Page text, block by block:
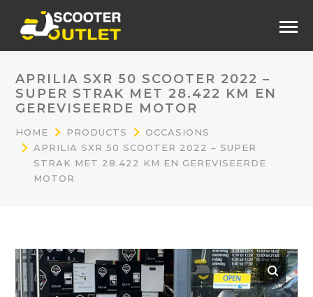
APRILIA SXR 50 SCOOTER 2022 –
SUPER STRAK MET 28.422 KM EN
GEREVISEERDE MOTOR
HOME PRODUCTS
OCCASIONS
APRILIA SXR 50 SCOOTER 2022 – SUPER
STRAK MET 28.422 KM EN GEREVISEERDE
MOTOR